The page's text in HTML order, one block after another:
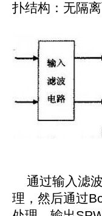
扑结构：无隔
通过输入滤波
理，然后通过